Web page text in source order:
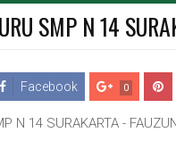
28 2026
SMP N 14
Facebook 0
N 14 SURAKARTA -